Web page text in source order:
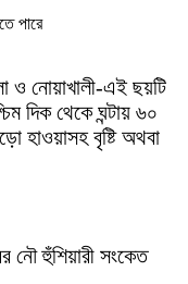
ও নোয়াখালী-এই ছয়টি
দিক থেকে ঘন্টায় ৬০
হাওয়াসহ বৃষ্টি অথবা
নৌ হুঁশিয়ারী সংকেত